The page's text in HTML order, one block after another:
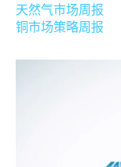
天然气市场周报
铜市场策略周报